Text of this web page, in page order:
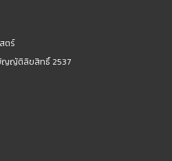
ตร์
ญญัติลิขสิทธิ์ 2537